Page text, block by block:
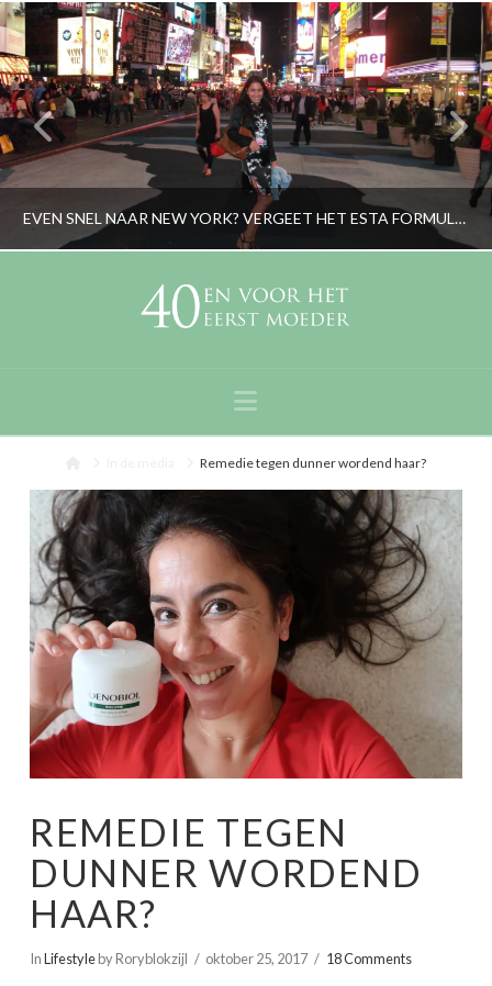
EVEN SNEL NAAR NEW YORK? VERGEET HET ESTA FORMULIER NIET!
RORYBLOKZIJL
Navigation
Remedie tegen dunner wordend haar?
REMEDIE TEGEN
DUNNER WORDEND
HAAR?
InLifestyleby Roryblokzijl oktober 25, 2017 18 Comments